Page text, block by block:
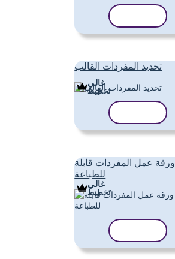
تحديد المفردات القالب
غالي
تَخطِيط
ورقة عمل المفردات قابلة
للطباعة
غالي
تَخطِيط